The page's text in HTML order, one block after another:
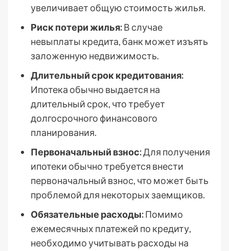
увеличивает общую стоимость жилья.
Риск потери жилья:В случае
невыплаты кредита, банк может изъять
заложенную недвижимость.
Длительный срок кредитования:
Ипотека обычно выдается на
длительный срок, что требует
долгосрочного финансового
планирования.
Первоначальный взнос:Для получения
ипотеки обычно требуется внести
первоначальный взнос, что может быть
проблемой для некоторых заемщиков.
Обязательные расходы:Помимо
ежемесячных платежей по кредиту,
необходимо учитывать расходы на